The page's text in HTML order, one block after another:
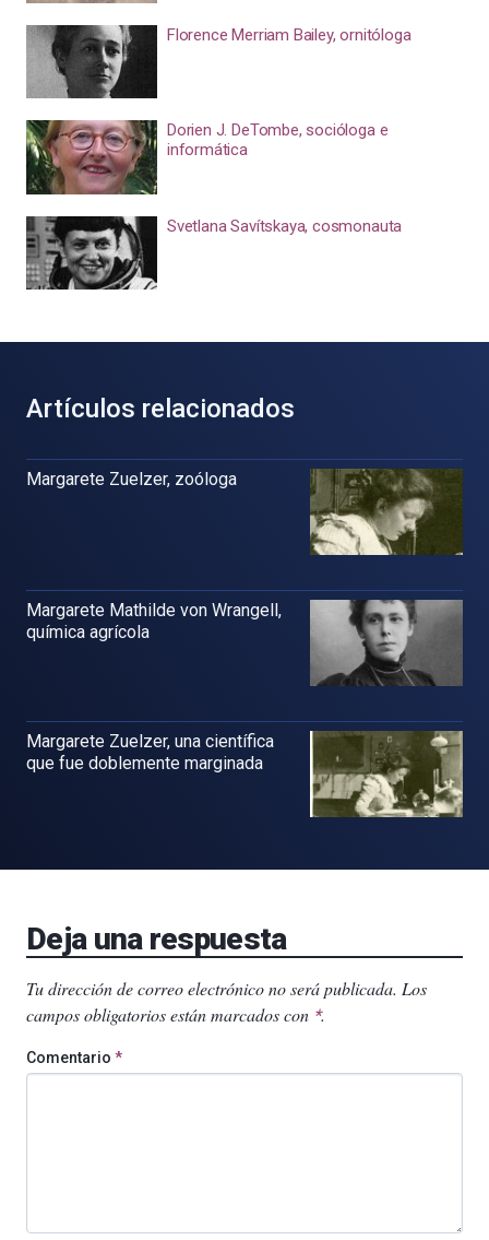
Florence Merriam Bailey, ornitóloga
Dorien J. DeTombe, socióloga e
informática
Svetlana Savítskaya, cosmonauta
Artículos relacionados
Margarete Zuelzer, zoóloga
Margarete Mathilde von Wrangell,
química agrícola
Margarete Zuelzer, una científica
que fue doblemente marginada
Deja una respuesta
Tu dirección de correo electrónico no será publicada. Los
campos obligatorios están marcados con *.
Comentario *